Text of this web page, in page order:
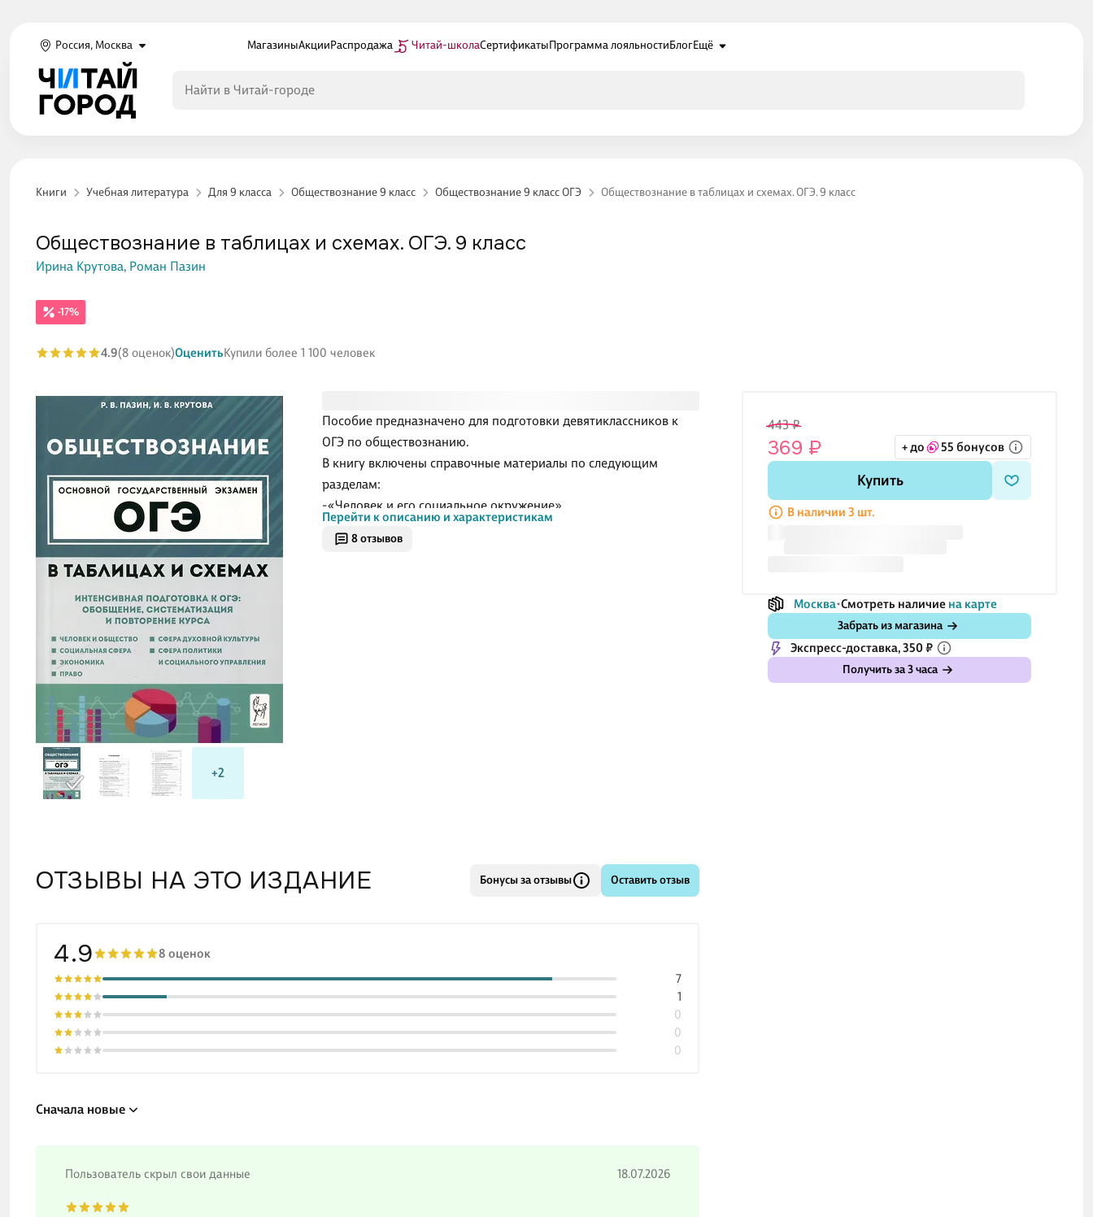
Россия, Москва МагазиныАкцииРаспродажа Читай-школаСертификатыПрограмма лояльностиБлогЕщё
Книги Учебная литература Для 9 класса Обществознание 9 класс Обществознание 9 класс ОГЭ Обществознание в таблицах и схемах. ОГЭ. 9 класс
+2
8 отзывов
Пособие предназначено для подготовки девятиклассников к
ОГЭ по обществознанию.
В книгу включены справочные материалы по следующим
разделам:
-«Человек и его социальное окружение»,
-«Общество, в котором мы живём. Человек в современном
изменяющемся мире»,
Перейти к описанию и характеристикам
-17%
Обществознание в таблицах и схемах. ОГЭ. 9 класс
Ирина Крутова, Роман Пазин
4.9(8 оценок)ОценитьКупили более 1 100 человек
443 ₽
369 ₽ + до 55 бонусов
Купить
В наличии 3 шт.
Москва Смотреть наличие на карте
Забрать из магазина
Экспресс-доставка, 350 ₽
Получить за 3 часа
ОТЗЫВЫ НА ЭТО ИЗДАНИЕ Бонусы за отзывы Оставить отзыв
4.9 8 оценок
0
0
0
1
7
Сначала новые
Пользователь скрыл свои данные 18.07.2026